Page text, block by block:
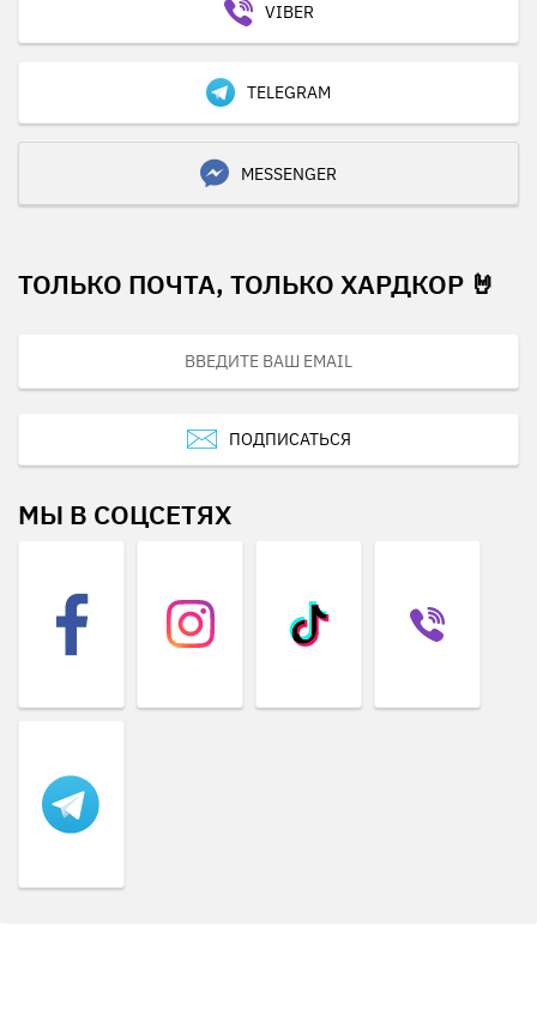
VIBER
TELEGRAM
MESSENGER
ТОЛЬКО ПОЧТА, ТОЛЬКО ХАРДКОР 🤘
ПОДПИСАТЬСЯ
МЫ В СОЦСЕТЯХ